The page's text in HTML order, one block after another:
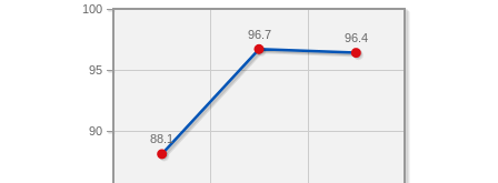
90
95
100
96.4
96.7
88.1